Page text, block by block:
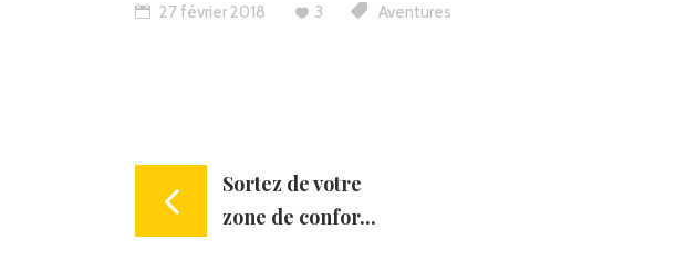
27 février 2018 3 Aventures
Sortez de votre
zone de confor...